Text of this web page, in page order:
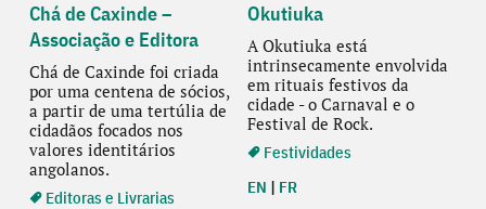
Chá de Caxinde –
Associação e Editora
Chá de Caxinde foi criada
por uma centena de sócios,
a partir de uma tertúlia de
cidadãos focados nos
valores identitários
angolanos.
Editoras e Livrarias
Okutiuka
A Okutiuka está
intrinsecamente envolvida
em rituais festivos da
cidade - o Carnaval e o
Festival de Rock.
Festividades
EN | FR